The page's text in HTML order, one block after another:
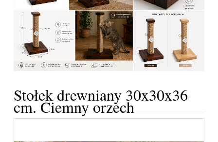
Stołek drewniany 30x30x36
cm. Ciemny orzech